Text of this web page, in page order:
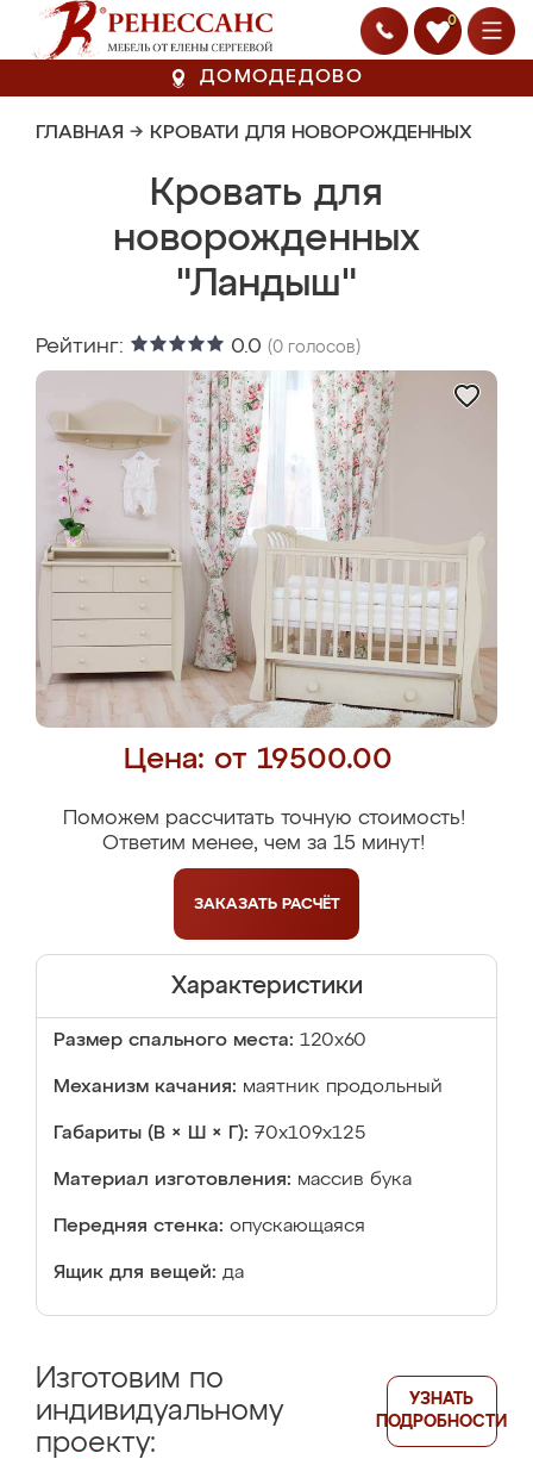
0
ДОМОДЕДОВО
ГЛАВНАЯ → КРОВАТИ ДЛЯ НОВОРОЖДЕННЫХ
Кровать для
новорожденных
"Ландыш"
Рейтинг: 0.0 (0 голосов)
Цена: от 19500.00
Поможем рассчитать точную стоимость!
Ответим менее, чем за 15 минут!
ЗАКАЗАТЬ РАСЧЁТ
Характеристики
Размер спального места: 120х60
Механизм качания: маятник продольный
Габариты (В × Ш × Г): 70х109х125
Материал изготовления: массив бука
Передняя стенка: опускающаяся
Ящик для вещей: да
Изготовим по
индивидуальному
проекту:
УЗНАТЬ
ПОДРОБНОСТИ